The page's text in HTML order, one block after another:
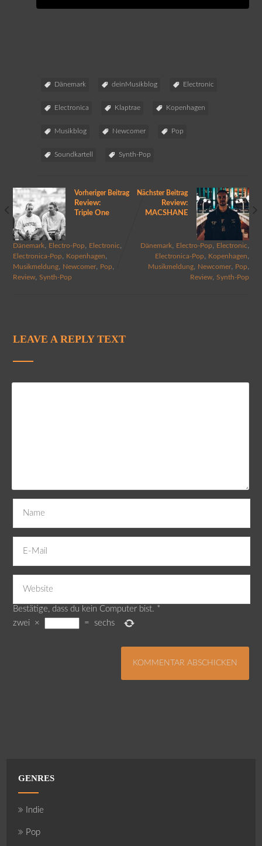
Dänemark deinMusikblog Electronic
Electronica Klaptrae Kopenhagen
Musikblog Newcomer Pop
Soundkartell Synth-Pop
Vorheriger Beitrag
Review:
Triple One
Dänemark, Electro-Pop Electronic
Electronica-Pop Kopenhagen
Musikmeldung, Newcomer, Pop
Review, Synth-Pop
Nächster Beitrag
Review:
MACSHANE
Dänemark Electro-Pop Electronic
Electronica-Pop Kopenhagen
Musikmeldung Newcomer Pop
Review ,Synth-Pop
LEAVE A REPLY TEXT
Bestätige, dass du kein Computer bist. *
zwei
× = sechs
GENRES
Indie
Pop